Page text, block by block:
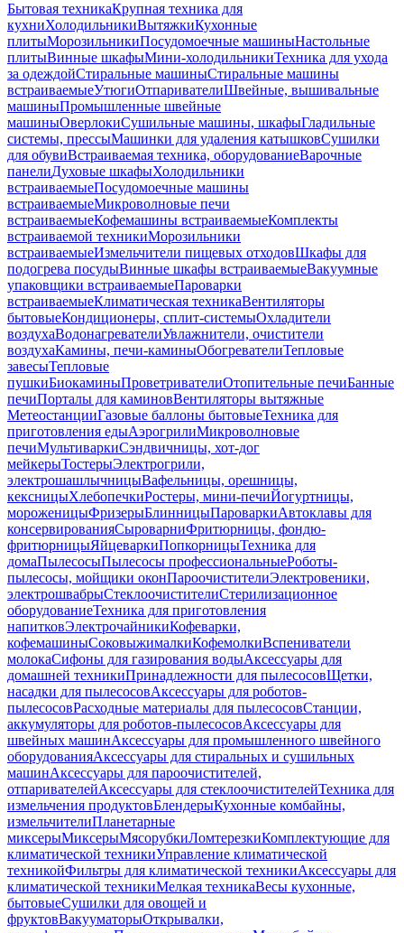
Бытовая техникаКрупная техника для
кухниХолодильникиВытяжкиКухонные
плитыМорозильникиПосудомоечные машиныНастольные
плитыВинные шкафыМини-холодильникиТехника для ухода
за одеждойСтиральные машиныСтиральные машины
встраиваемыеУтюгиОтпаривателиШвейные, вышивальные
машиныПромышленные швейные
машиныОверлокиСушильные машины, шкафыГладильные
системы, прессыМашинки для удаления катышковСушилки
для обувиВстраиваемая техника, оборудованиеВарочные
панелиДуховые шкафыХолодильники
встраиваемыеПосудомоечные машины
встраиваемыеМикроволновые печи
встраиваемыеКофемашины встраиваемыеКомплекты
встраиваемой техникиМорозильники
встраиваемыеИзмельчители пищевых отходовШкафы для
подогрева посудыВинные шкафы встраиваемыеВакуумные
упаковщики встраиваемыеПароварки
встраиваемыеКлиматическая техникаВентиляторы
бытовыеКондиционеры, сплит-системыОхладители
воздухаВодонагревателиУвлажнители, очистители
воздухаКамины, печи-каминыОбогревателиТепловые
завесыТепловые
пушкиБиокаминыПроветривателиОтопительные печиБанные
печиПорталы для каминовВентиляторы вытяжные
МетеостанцииГазовые баллоны бытовыеТехника для
приготовления едыАэрогрилиМикроволновые
печиМультиваркиСэндвичницы, хот-дог
мейкерыТостерыЭлектрогрили,
электрошашлычницыВафельницы, орешницы,
кексницыХлебопечкиРостеры, мини-печиЙогуртницы,
мороженицыФризерыБлинницыПароваркиАвтоклавы для
консервированияСыроварниФритюрницы, фондю-
фритюрницыЯйцеваркиПопкорницыТехника для
домаПылесосыПылесосы профессиональныеРоботы-
пылесосы, мойщики оконПароочистителиЭлектровеники,
электрошвабрыСтеклоочистителиСтерилизационное
оборудованиеТехника для приготовления
напитковЭлектрочайникиКофеварки,
кофемашиныСоковыжималкиКофемолкиВспениватели
молокаСифоны для газирования водыАксессуары для
домашней техникиПринадлежности для пылесосовЩетки,
насадки для пылесосовАксессуары для роботов-
пылесосовРасходные материалы для пылесосовСтанции,
аккумуляторы для роботов-пылесосовАксессуары для
швейных машинАксессуары для промышленного швейного
оборудованияАксессуары для стиральных и сушильных
машинАксессуары для пароочистителей,
отпаривателейАксессуары для стеклоочистителейТехника для
измельчения продуктовБлендерыКухонные комбайны,
измельчителиПланетарные
миксерыМиксерыМясорубкиЛомтерезкиКомплектующие для
климатической техникиУправление климатической
техникойФильтры для климатической техникиАксессуары для
климатической техникиМелкая техникаВесы кухонные,
бытовыеСушилки для овощей и
фруктовВакууматорыОткрывалки,